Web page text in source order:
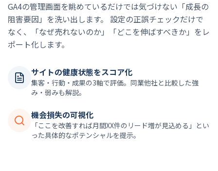
GA4の管理画面を眺めているだけでは気づけない「成長の
阻害要因」を洗い出します。 設定の正誤チェックだけで
なく、「なぜ売れないのか」「どこを伸ばすべきか」をレ
ポート化します。
サイトの健康状態をスコア化
集客・行動・成果の3軸で評価。同業他社と比較した強
み・弱みも解説。
機会損失の可視化
「ここを改善すれば月間XX件のリード増が見込める」とい
った具体的なポテンシャルを提示。